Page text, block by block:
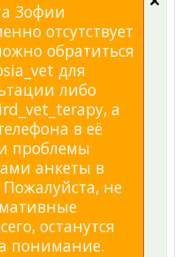
Зофии
отсутствует
обратиться
для
либо
а
в её
проблемы
анкеты в
не
останутся
понимание.